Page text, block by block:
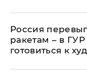
Россия
ракетам – в
готовиться к